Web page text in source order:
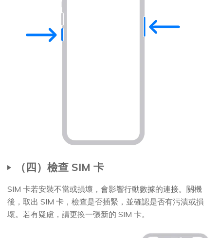
（四）檢查 SIM 卡
SIM 卡若安裝不當或損壞，會影響行動數據的連接。關機
後，取出 SIM 卡，檢查是否插緊，並確認是否有污漬或損
壞。若有疑慮，請更換一張新的 SIM 卡。